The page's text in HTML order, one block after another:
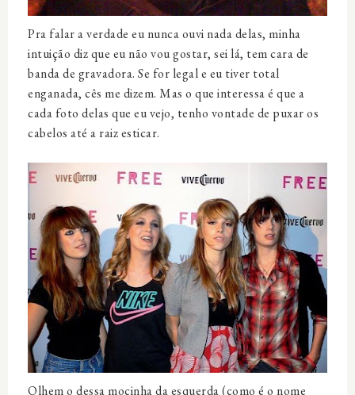
Pra falar a verdade eu nunca ouvi nada delas, minha
intuição diz que eu não vou gostar, sei lá, tem cara de
banda de gravadora. Se for legal e eu tiver total
enganada, cês me dizem. Mas o que interessa é que a
cada foto delas que eu vejo, tenho vontade de puxar os
cabelos até a raiz esticar.
Olhem o dessa mocinha da esquerda (como é o nome